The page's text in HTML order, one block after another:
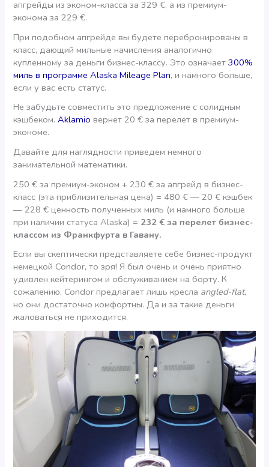
апгрейды из эконом-класса за 329 €, а из премиум-
эконома за 229 €.
При подобном апгрейде вы будете перебронированы в
класс, дающий мильные начисления аналогично
купленному за деньги бизнес-классу. Это означает300%
миль в программе Alaska Mileage Plan, и намного больше,
если у вас есть статус.
Не забудьте совместить это предложение с солидным
кэшбеком.Aklamio вернет 20 € за перелет в премиум-
экономе.
Давайте для наглядности приведем немного
занимательной математики.
250 € за премиум-эконом + 230 € за апгрейд в бизнес-
класс (эта приблизительная цена) = 480 € — 20 € кэшбек
— 228 € ценность полученных миль (и намного больше
при наличии статуса Alaska) = 232 € за перелет бизнес-
классом из Франкфурта в Гавану.
Если вы скептически представляете себе бизнес-продукт
немецкой Condor, то зря! Я был очень и очень приятно
удивлен кейтерингом и обслуживанием на борту. К
сожалению, Condor предлагает лишь кресла angled-flat,
но они достаточно комфортны. Да и за такие деньги
жаловаться не приходится.